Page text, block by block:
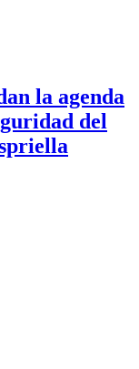
la agenda
del